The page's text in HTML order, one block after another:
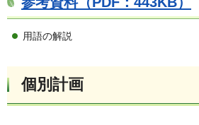
用語の解説
個別計画